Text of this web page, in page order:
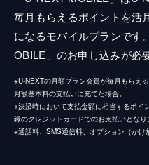
毎月もらえるポイントを活
になるモバイルプランです
OBILE」のお申し込みが必
※U-NEXTの月額プラン会員が毎月もらえ
月額基本料の支払いに充てた場合。
※決済時において支払金額に相当するポイ
録のクレジットカードでのお支払いとなり
※通話料、SMS通信料、オプション（かけ